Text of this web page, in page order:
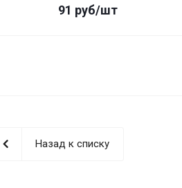
91 руб/шт
Назад к списку